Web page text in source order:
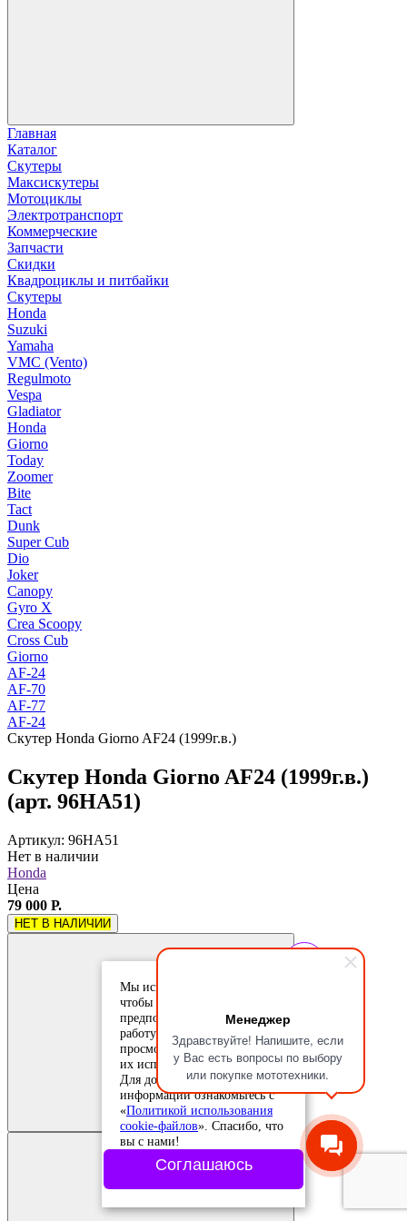
Менеджер
Здравствуйте! Напишите, если
у Вас есть вопросы по выбору
или покупке мототехники.
Главная
Каталог
Скутеры
Максискутеры
Мотоциклы
Электротранспорт
Коммерческие
Запчасти
Скидки
Квадроциклы и питбайки
Скутеры
Honda
Suzuki
Yamaha
VMC (Vento)
Regulmoto
Vespa
Gladiator
Honda
Giorno
Today
Zoomer
Bite
Tact
Dunk
Super Cub
Dio
Joker
Canopy
Gyro X
Crea Scoopy
Cross Cub
Giorno
AF-24
AF-70
AF-77
AF-24
Скутер Honda Giorno AF24 (1999г.в.)
Скутер Honda Giorno AF24 (1999г.в.)
(арт. 96HA51)
Артикул: 96HA51
Нет в наличии
Honda
Цена
79 000 Р.
НЕТ В НАЛИЧИИ
Добавить в
сравнение
Добавлено в
сравнение
Мы используем cookie-файлы,
чтобы учесть ваши
предпочтения и улучшить
работу сайта. Продолжая
просмотр, вы соглашаетесь с
их использованием.
Для дополнительной
информации ознакомьтесь с
«Политикой использования
cookie-файлов». Спасибо, что
вы с нами!
Соглашаюсь